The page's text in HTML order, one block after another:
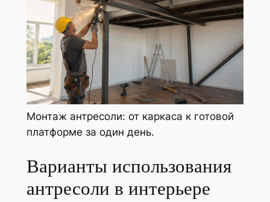
Монтаж антресоли: от каркаса к готовой
платформе за один день.
Варианты использования
антресоли в интерьере